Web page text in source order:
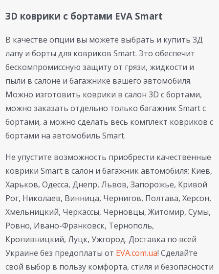
3D коврики с бортами EVA Smart
В качестве опции вы можете выбрать и купить 3Д
лапу и борты для ковриков Smart. Это обеспечит
бескомпромиссную защиту от грязи, жидкости и
пыли в салоне и багажнике вашего автомобиля.
Можно изготовить коврики в салон 3D с бортами,
можно заказать отдельно только багажник Smart с
бортами, а можно сделать весь комплект ковриков с
бортами на автомобиль Smart.
Не упустите возможность приобрести качественные
коврики Smart в салон и багажник автомобиля: Киев,
Харьков, Одесса, Днепр, Львов, Запорожье, Кривой
Рог, Николаев, Винница, Чернигов, Полтава, Херсон,
Хмельницкий, Черкассы, Черновцы, Житомир, Сумы,
Ровно, Ивано-Франковск, Тернополь,
Кропивницкий, Луцк, Ужгород. Доставка по всей
Украине без предоплаты от EVA.com.ua! Сделайте
свой выбор в пользу комфорта, стиля и безопасности